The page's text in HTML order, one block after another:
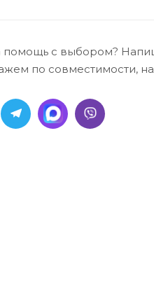
помощь с выбором?
по совместимости,